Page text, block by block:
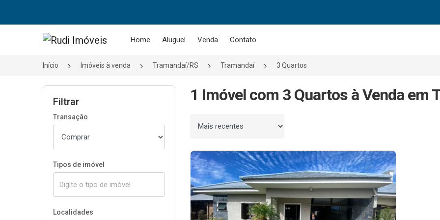
Página inicial Home Aluguel Venda Contato
Início Imóveis à venda Tramandaí/RS Tramandaí 3 Quartos
Filtrar
Transação
Tipos de imóvel
Localidades
1 Imóvel com 3 Quartos à Venda em
Ordenar por